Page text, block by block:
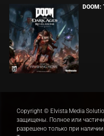
DOOM:
Copyright © Elvista Media
защищены. Полное или
разрешено только при